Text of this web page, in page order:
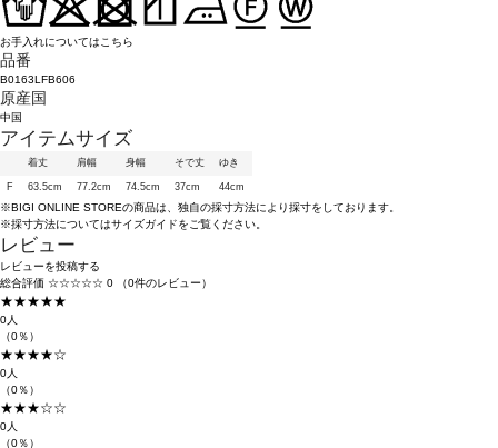
お手入れについてはこちら
品番
B0163LFB606
原産国
中国
アイテムサイズ
着丈 肩幅 身幅 そで丈 ゆき
F 63.5cm 77.2cm 74.5cm 37cm 44cm
※BIGI ONLINE STOREの商品は、独自の採寸方法により採寸をしております。
※採寸方法についてはサイズガイドをご覧ください。
レビュー
レビューを投稿する
総合評価 ☆☆☆☆☆ 0 （0件のレビュー）
★★★★★
0人
（0％）
★★★★☆
0人
（0％）
★★★☆☆
0人
（0％）